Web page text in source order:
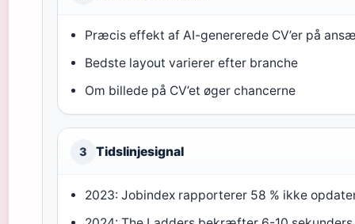
Præcis effekt af AI-genererede CV’er på
Bedste layout varierer efter branche
Om billede på CV’et øger chancerne
3 Tidslinjesignal
2023: Jobindex rapporterer 58 % ikke